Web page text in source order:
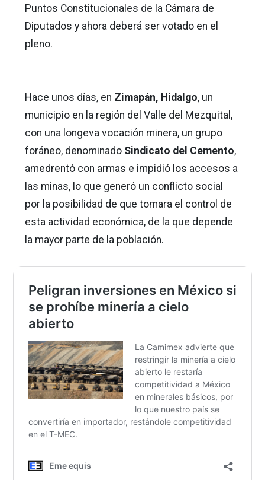
Puntos Constitucionales de la Cámara de
Diputados y ahora deberá ser votado en el
pleno.
Hace unos días, en Zimapán, Hidalgo, un
municipio en la región del Valle del Mezquital,
con una longeva vocación minera, un grupo
foráneo, denominado Sindicato del Cemento,
amedrentó con armas e impidió los accesos a
las minas, lo que generó un conflicto social
por la posibilidad de que tomara el control de
esta actividad económica, de la que depende
la mayor parte de la población.